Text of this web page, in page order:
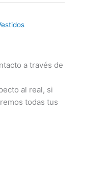
a través de
al real, si
todas tus